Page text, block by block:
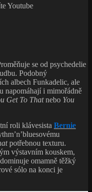
Youtube
se od psychedelie
Podobný
albech Funkadelic, ale
napomáhají i mimořádně
Get To Thatnebo You
roli klávesista Bernie
potřebnou texturu.
výstavním kouskem,
omamně těžký
sólo na konci je